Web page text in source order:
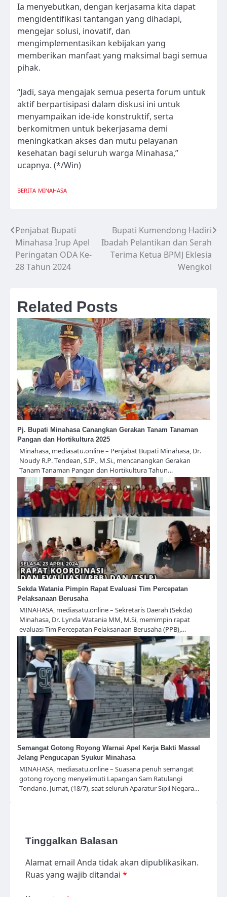
Ia menyebutkan, dengan kerjasama kita dapat
mengidentifikasi tantangan yang dihadapi,
mengejar solusi, inovatif, dan
mengimplementasikan kebijakan yang
memberikan manfaat yang maksimal bagi semua
pihak.
“Jadi, saya mengajak semua peserta forum untuk
aktif berpartisipasi dalam diskusi ini untuk
menyampaikan ide-ide konstruktif, serta
berkomitmen untuk bekerjasama demi
meningkatkan akses dan mutu pelayanan
kesehatan bagi seluruh warga Minahasa,”
ucapnya. (*/Win)
BERITA MINAHASA
Navigasi
pos
Penjabat Bupati
Minahasa Irup Apel
Peringatan ODA Ke-
28 Tahun 2024
Bupati Kumendong Hadiri
Ibadah Pelantikan dan Serah
Terima Ketua BPMJ Eklesia
Wengkol
Related Posts
Pj. Bupati Minahasa Canangkan Gerakan Tanam Tanaman
Pangan dan Hortikultura 2025
Minahasa, mediasatu.online – Penjabat Bupati Minahasa, Dr.
Noudy R.P. Tendean, S.IP., M.Si., mencanangkan Gerakan
Tanam Tanaman Pangan dan Hortikultura Tahun…
Sekda Watania Pimpin Rapat Evaluasi Tim Percepatan
Pelaksanaan Berusaha
MINAHASA, mediasatu.online – Sekretaris Daerah (Sekda)
Minahasa, Dr. Lynda Watania MM, M.Si, memimpin rapat
evaluasi Tim Percepatan Pelaksanaan Berusaha (PPB),…
Semangat Gotong Royong Warnai Apel Kerja Bakti Massal
Jelang Pengucapan Syukur Minahasa
MINAHASA, mediasatu.online – Suasana penuh semangat
gotong royong menyelimuti Lapangan Sam Ratulangi
Tondano. Jumat, (18/7), saat seluruh Aparatur Sipil Negara…
Tinggalkan Balasan
Alamat email Anda tidak akan dipublikasikan.
Ruas yang wajib ditandai *